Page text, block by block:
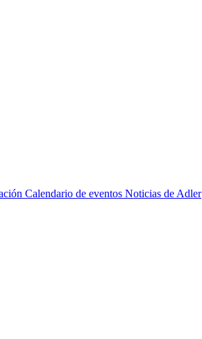
Calendario de eventos Noticias de Adler